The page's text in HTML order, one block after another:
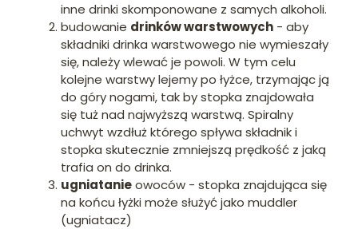
inne drinki skomponowane z samych alkoholi.
budowanie drinków warstwowych - aby
składniki drinka warstwowego nie wymieszały
się, należy wlewać je powoli. W tym celu
kolejne warstwy lejemy po łyżce, trzymając ją
do góry nogami, tak by stopka znajdowała
się tuż nad najwyższą warstwą. Spiralny
uchwyt wzdłuż którego spływa składnik i
stopka skutecznie zmniejszą prędkość z jaką
trafia on do drinka.
ugniatanieowoców - stopka znajdująca się
na końcu łyżki może służyć jako muddler
(ugniatacz)